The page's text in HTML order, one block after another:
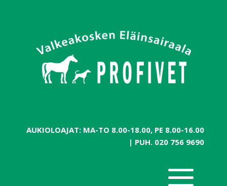
AUKIOLOAJAT: MA-TO 8.00-18.00, PE 8.00-16.00
| PUH. 020 756 9690